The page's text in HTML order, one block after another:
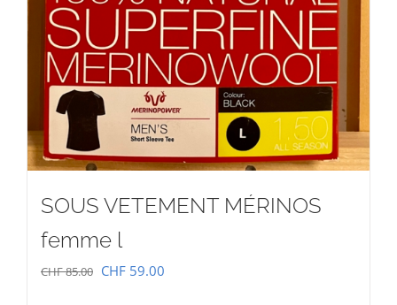
SOUS VETEMENT MÉRINOS
femme l
CHF85.00 Le
CHF 59.00